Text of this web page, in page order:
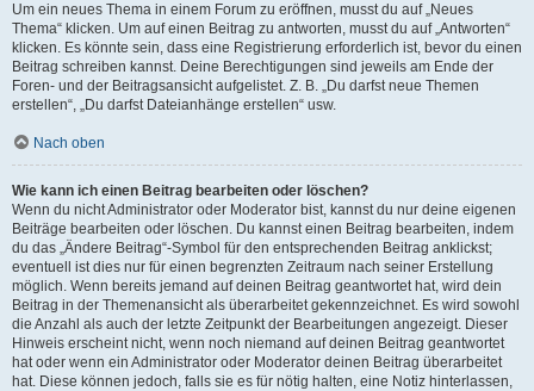
Um ein neues Thema in einem Forum zu eröffnen, musst du auf „Neues
Thema“ klicken. Um auf einen Beitrag zu antworten, musst du auf „Antworten“
klicken. Es könnte sein, dass eine Registrierung erforderlich ist, bevor du einen
Beitrag schreiben kannst. Deine Berechtigungen sind jeweils am Ende der
Foren- und der Beitragsansicht aufgelistet. Z. B. „Du darfst neue Themen
erstellen“, „Du darfst Dateianhänge erstellen“ usw.
Nach oben
Wie kann ich einen Beitrag bearbeiten oder löschen?
Wenn du nicht Administrator oder Moderator bist, kannst du nur deine eigenen
Beiträge bearbeiten oder löschen. Du kannst einen Beitrag bearbeiten, indem
du das „Ändere Beitrag“-Symbol für den entsprechenden Beitrag anklickst;
eventuell ist dies nur für einen begrenzten Zeitraum nach seiner Erstellung
möglich. Wenn bereits jemand auf deinen Beitrag geantwortet hat, wird dein
Beitrag in der Themenansicht als überarbeitet gekennzeichnet. Es wird sowohl
die Anzahl als auch der letzte Zeitpunkt der Bearbeitungen angezeigt. Dieser
Hinweis erscheint nicht, wenn noch niemand auf deinen Beitrag geantwortet
hat oder wenn ein Administrator oder Moderator deinen Beitrag überarbeitet
hat. Diese können jedoch, falls sie es für nötig halten, eine Notiz hinterlassen,